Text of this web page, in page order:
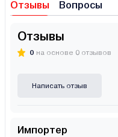
Отзывы Вопросы
Отзывы
0 на основе 0 отзывов
Написать отзыв
Импортер